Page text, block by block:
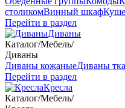
столикомВинный шкаф
Перейти в раздел
Диваны
Каталог/Мебель/
Диваны
Диваны кожаныеДиваны
Перейти в раздел
Кресла
Каталог/Мебель/